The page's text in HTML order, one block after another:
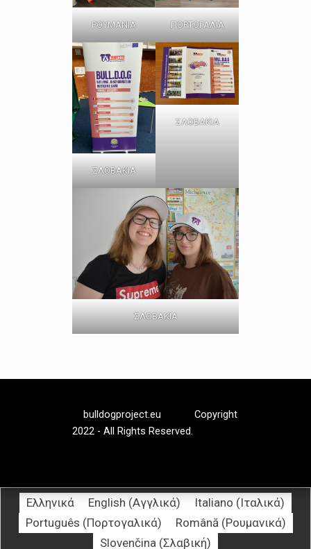
ΡΟΥΜΑΝΙΑ ΠΟΡΤΟΓΑΛΙΑ
ΣΛΟΒΑΚΙΑ
ΣΛΟΒΑΚΙΑ
ΣΛΟΒΑΚΙΑ
bulldogproject.eu Copyright
2022 - All Rights Reserved.
Ελληνικά English (Αγγλικά) Italiano (Ιταλικά)
Português (Πορτογαλικά) Română (Ρουμανικά)
Slovenčina (Σλαβική)